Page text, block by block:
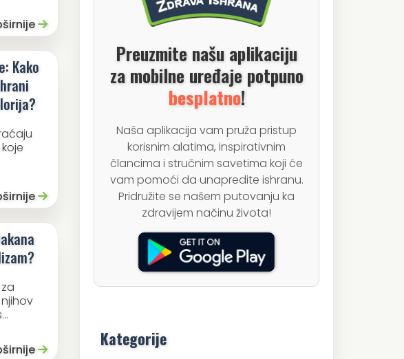
Kako
Preuzmite našu aplikaciju
za mobilne uređaje potpuno
besplatno!
Naša aplikacija vam pruža pristup
korisnim alatima, inspirativnim
člancima i stručnim savetima koji će
vam pomoći da unapredite ishranu.
Pridružite se našem putovanju ka
zdravijem načinu života!
Kategorije